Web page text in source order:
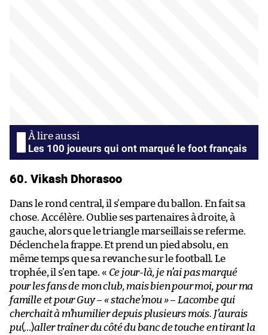
Les 100 joueurs qui ont marqué le foot français
60. Vikash Dhorasoo
Dans le rond central, il s’empare du ballon. En fait sa
chose. Accélère. Oublie ses partenaires à droite, à
gauche, alors que le triangle marseillais se referme.
Déclenche la frappe. Et prend un pied absolu, en
même temps que sa revanche sur le football. Le
trophée, il s’en tape. « Ce jour-là, je n’ai pas marqué
pour les fans de mon club, mais bien pour moi, pour ma
famille et pour Guy – « stache’mou » – Lacombe qui
cherchait à m’humilier depuis plusieurs mois. J’aurais
pu(…)aller traîner du côté du banc de touche en tirant la